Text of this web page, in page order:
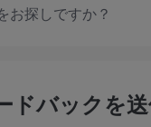
お探しですか？
ドバックを